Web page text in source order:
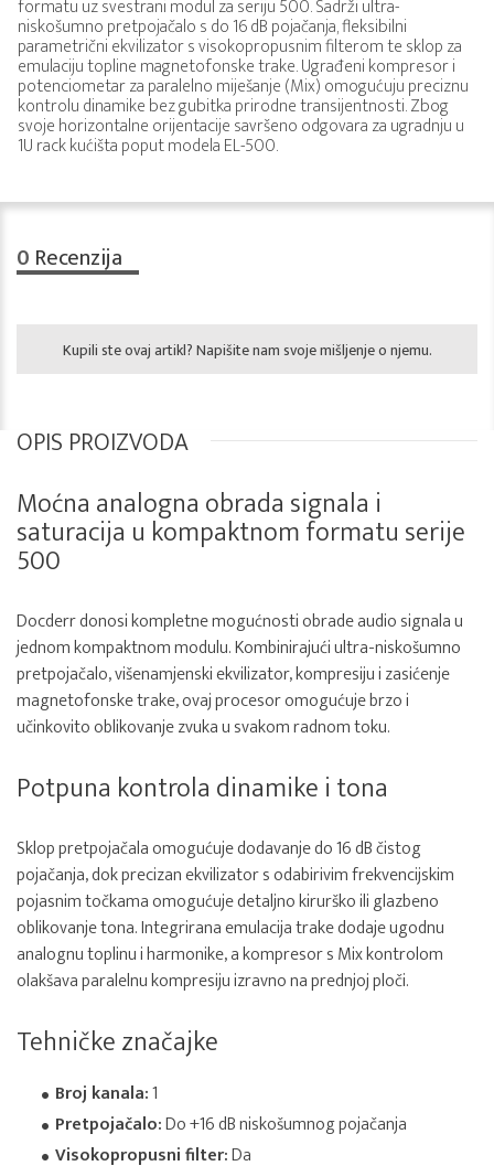
formatu uz svestrani modul za seriju 500. Sadrži ultra-
niskošumno pretpojačalo s do 16 dB pojačanja, fleksibilni
parametrični ekvilizator s visokopropusnim filterom te sklop za
emulaciju topline magnetofonske trake. Ugrađeni kompresor i
potenciometar za paralelno miješanje (Mix) omogućuju preciznu
kontrolu dinamike bez gubitka prirodne transijentnosti. Zbog
svoje horizontalne orijentacije savršeno odgovara za ugradnju u
1U rack kućišta poput modela EL-500.
0 Recenzija
Kupili ste ovaj artikl? Napišite nam svoje mišljenje o njemu.
OPIS PROIZVODA
Moćna analogna obrada signala i
saturacija u kompaktnom formatu serije
500
Docderr donosi kompletne mogućnosti obrade audio signala u
jednom kompaktnom modulu. Kombinirajući ultra-niskošumno
pretpojačalo, višenamjenski ekvilizator, kompresiju i zasićenje
magnetofonske trake, ovaj procesor omogućuje brzo i
učinkovito oblikovanje zvuka u svakom radnom toku.
Potpuna kontrola dinamike i tona
Sklop pretpojačala omogućuje dodavanje do 16 dB čistog
pojačanja, dok precizan ekvilizator s odabirivim frekvencijskim
pojasnim točkama omogućuje detaljno kirurško ili glazbeno
oblikovanje tona. Integrirana emulacija trake dodaje ugodnu
analognu toplinu i harmonike, a kompresor s Mix kontrolom
olakšava paralelnu kompresiju izravno na prednjoj ploči.
Tehničke značajke
Broj kanala:1
Pretpojačalo:Do +16 dB niskošumnog pojačanja
Visokopropusni filter:Da